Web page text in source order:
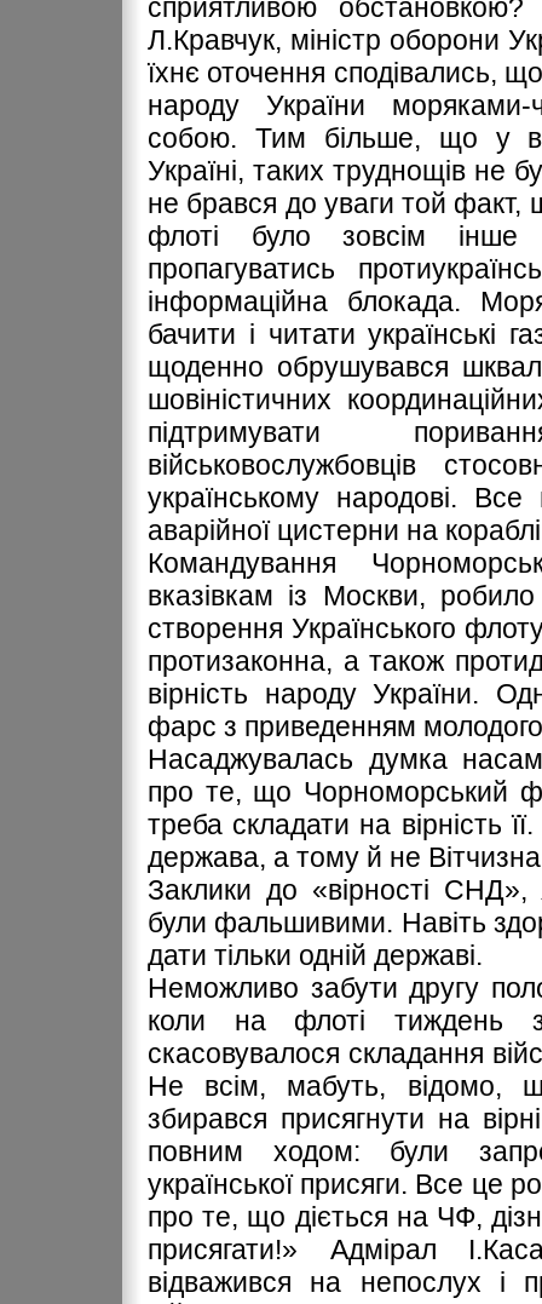
сприятливою
Л.Кравчук, міністр оборони
їхнє оточення сподівались,
народу України моряками-
собою. Тим більше, що у
Україні, таких труднощів не
не брався до уваги той факт,
флоті було зовсім інше
пропагуватись
інформаційна блокада.
бачити і читати українські
щоденно обрушувався шквал
шовіністичних
підтримувати
військовослужбовців
українському народові.
аварійної цистерни на
Командування
вказівкам із Москви,
створення Українського
протизаконна, а також
вірність народу України.
фарс з приведенням
Насаджувалась думка
про те, що Чорноморський
треба складати на вірність
держава, а тому й не
Заклики до «вірності СНД»,
були фальшивими. Навіть
дати тільки одній державі.
Неможливо забути другу
коли на флоті тиждень
скасовувалося складання
Не всім, мабуть, відомо,
збирався присягнути на
повним ходом: були
української присяги. Все це
про те, що діється на ЧФ,
присягати!» Адмірал
відважився на непослух і